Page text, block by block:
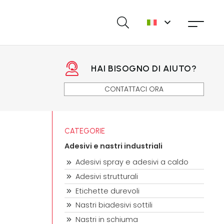
HAI BISOGNO DI AIUTO?
CONTATTACI ORA
CATEGORIE
Adesivi e nastri industriali
Adesivi spray e adesivi a caldo
Adesivi strutturali
Etichette durevoli
Nastri biadesivi sottili
Nastri in schiuma